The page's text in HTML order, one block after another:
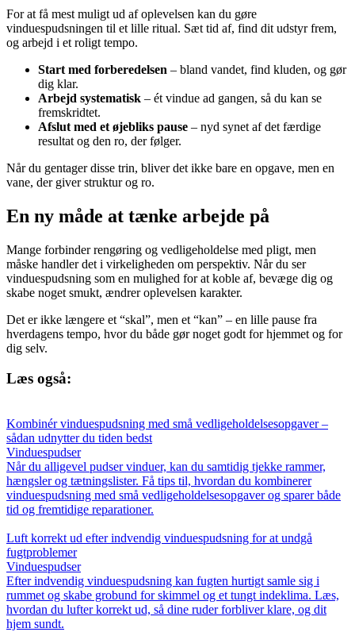
For at få mest muligt ud af oplevelsen kan du gøre
vinduespudsningen til et lille ritual. Sæt tid af, find dit udstyr frem,
og arbejd i et roligt tempo.
Start med forberedelsen – bland vandet, find kluden, og gør
dig klar.
Arbejd systematisk – ét vindue ad gangen, så du kan se
fremskridtet.
Afslut med et øjebliks pause – nyd synet af det færdige
resultat og den ro, der følger.
Når du gentager disse trin, bliver det ikke bare en opgave, men en
vane, der giver struktur og ro.
En ny måde at tænke arbejde på
Mange forbinder rengøring og vedligeholdelse med pligt, men
måske handler det i virkeligheden om perspektiv. Når du ser
vinduespudsning som en mulighed for at koble af, bevæge dig og
skabe noget smukt, ændrer oplevelsen karakter.
Det er ikke længere et “skal”, men et “kan” – en lille pause fra
hverdagens tempo, hvor du både gør noget godt for hjemmet og for
dig selv.
Læs også:
Kombinér vinduespudsning med små vedligeholdelsesopgaver –
sådan udnytter du tiden bedst
Vinduespudser
Når du alligevel pudser vinduer, kan du samtidig tjekke rammer,
hængsler og tætningslister. Få tips til, hvordan du kombinerer
vinduespudsning med små vedligeholdelsesopgaver og sparer både
tid og fremtidige reparationer.
Luft korrekt ud efter indvendig vinduespudsning for at undgå
fugtproblemer
Vinduespudser
Efter indvendig vinduespudsning kan fugten hurtigt samle sig i
rummet og skabe grobund for skimmel og et tungt indeklima. Læs,
hvordan du lufter korrekt ud, så dine ruder forbliver klare, og dit
hjem sundt.